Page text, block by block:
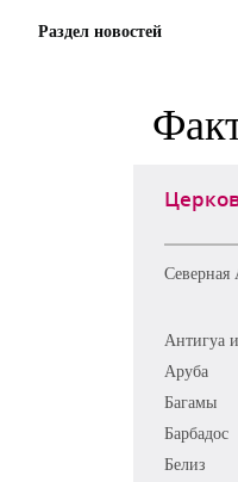
Раздел новостей
Северная
Антигуа
Аруба
Багамы
Барбадос
Белиз